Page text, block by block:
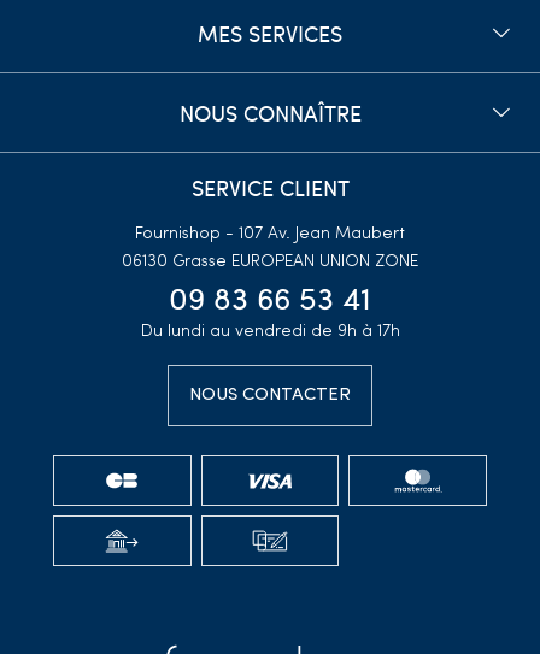
MES SERVICES
NOUS CONNAÎTRE
SERVICE CLIENT
Fournishop - 107 Av. Jean Maubert
06130 Grasse EUROPEAN UNION ZONE
09 83 66 53 41
Du lundi au vendredi de 9h à 17h
NOUS CONTACTER